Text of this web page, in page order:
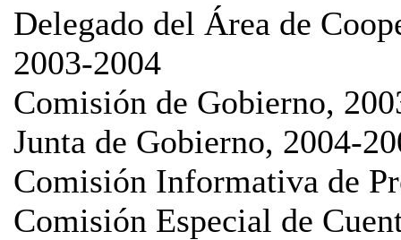
Delegado del Área de
2003-2004
Comisión de Gobierno,
Junta de Gobierno, 2004-
Comisión Informativa de
Comisión Especial de